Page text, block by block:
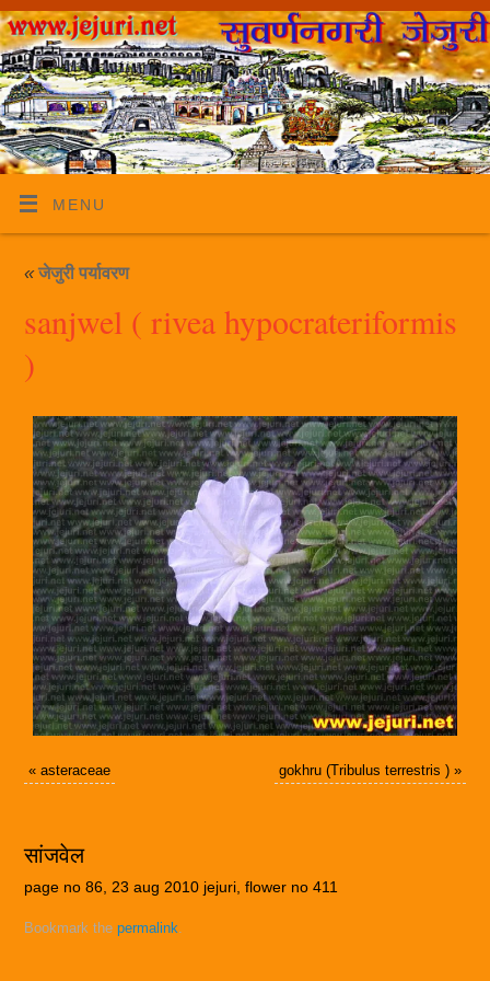
MENU
«जेजुरी पर्यावरण
sanjwel ( rivea hypocrateriformis
)
« asteraceae gokhru (Tribulus terrestris ) »
सांजवेल
page no 86, 23 aug 2010 jejuri, flower no 411
Bookmark the permalink